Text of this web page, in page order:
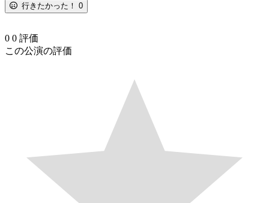
行きたかった！ 0
0 0 評価
この公演の評価